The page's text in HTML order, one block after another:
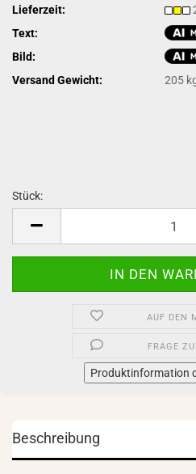
Lieferzeit:
Text:
Bild:
Versand Gewicht:
205
Stück:
AUF DEN
FRAGE
Produktinformation
Beschreibung